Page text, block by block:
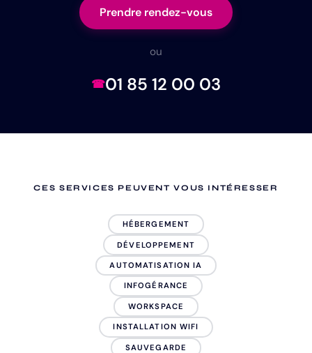
Prendre rendez-vous
ou
01 85 12 00 03
CES SERVICES PEUVENT VOUS INTÉRESSER
HÉBERGEMENT
DÉVELOPPEMENT
AUTOMATISATION IA
INFOGÉRANCE
WORKSPACE
INSTALLATION WIFI
SAUVEGARDE